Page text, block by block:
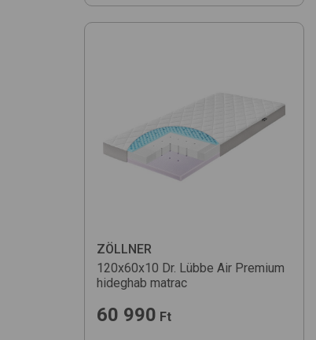
ZÖLLNER
120x60x10 Dr. Lübbe Air Premium
hideghab matrac
60 990 Ft